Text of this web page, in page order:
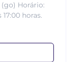
Horário:
horas.